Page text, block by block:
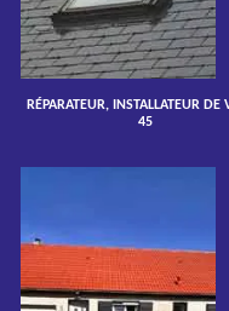
RÉPARATEUR, INSTALLATEUR DE
45